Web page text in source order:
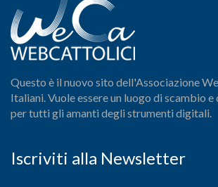
Questo è il nuovo sito dell'Associazione
Italiani. Vuole essere un luogo di scambio
per tutti gli amanti degli strumenti digitali.
Iscriviti alla Newsletter